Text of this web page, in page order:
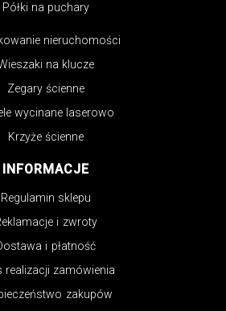
Półki na puchary
nieruchomości
na klucze
Zegary ścienne
wycinane laserowo
Krzyże ścienne
INFORMACJE
Regulamin sklepu
i zwroty
i płatność
realizacji zamówienia
zakupów